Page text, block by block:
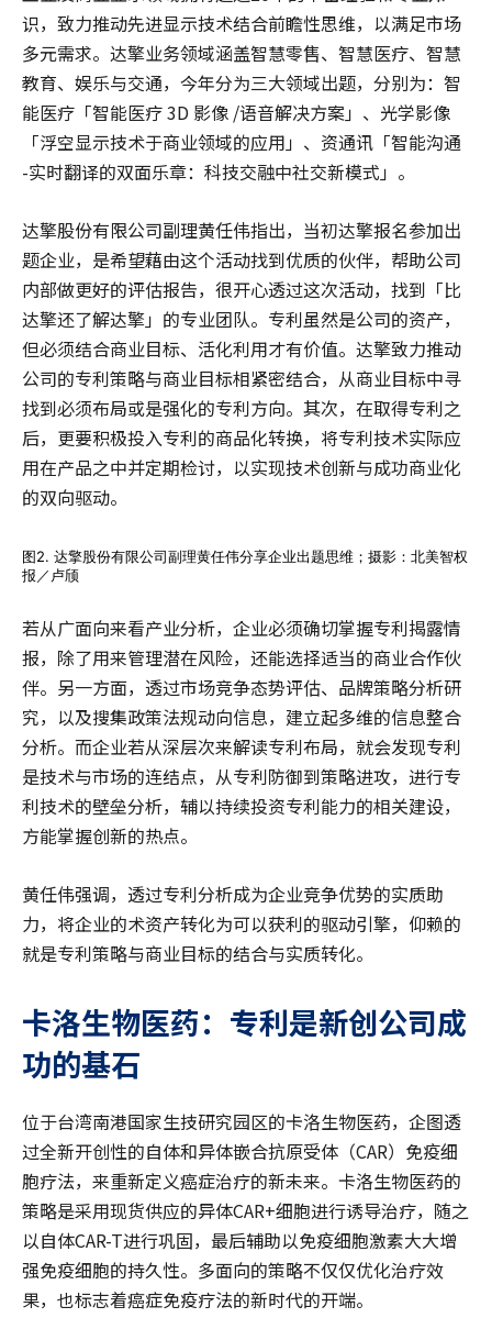
识，致力推动先进显示技术结合前瞻性思维，以满足市场
多元需求。达擎业务领域涵盖智慧零售、智慧医疗、智慧
教育、娱乐与交通，今年分为三大领域出题，分别为：智
能医疗「智能医疗 3D 影像 /语音解决方案」、光学影像
「浮空显示技术于商业领域的应用」、资通讯「智能沟通
-实时翻译的双面乐章：科技交融中社交新模式」。
达擎股份有限公司副理黄任伟指出，当初达擎报名参加出
题企业，是希望藉由这个活动找到优质的伙伴，帮助公司
内部做更好的评估报告，很开心透过这次活动，找到「比
达擎还了解达擎」的专业团队。专利虽然是公司的资产，
但必须结合商业目标、活化利用才有价值。达擎致力推动
公司的专利策略与商业目标相紧密结合，从商业目标中寻
找到必须布局或是强化的专利方向。其次，在取得专利之
后，更要积极投入专利的商品化转换，将专利技术实际应
用在产品之中并定期检讨，以实现技术创新与成功商业化
的双向驱动。
图2. 达擎股份有限公司副理黄任伟分享企业出题思维；摄影：北美智权
报／卢颀
若从广面向来看产业分析，企业必须确切掌握专利揭露情
报，除了用来管理潜在风险，还能选择适当的商业合作伙
伴。另一方面，透过市场竞争态势评估、品牌策略分析研
究，以及搜集政策法规动向信息，建立起多维的信息整合
分析。而企业若从深层次来解读专利布局，就会发现专利
是技术与市场的连结点，从专利防御到策略进攻，进行专
利技术的壁垒分析，辅以持续投资专利能力的相关建设，
方能掌握创新的热点。
黄任伟强调，透过专利分析成为企业竞争优势的实质助
力，将企业的术资产转化为可以获利的驱动引擎，仰赖的
就是专利策略与商业目标的结合与实质转化。
卡洛生物医药：专利是新创公司成
功的基石
位于台湾南港国家生技研究园区的卡洛生物医药，企图透
过全新开创性的自体和异体嵌合抗原受体（CAR）免疫细
胞疗法，来重新定义癌症治疗的新未来。卡洛生物医药的
策略是采用现货供应的异体CAR+细胞进行诱导治疗，随之
以自体CAR-T进行巩固，最后辅助以免疫细胞激素大大增
强免疫细胞的持久性。多面向的策略不仅仅优化治疗效
果，也标志着癌症免疫疗法的新时代的开端。